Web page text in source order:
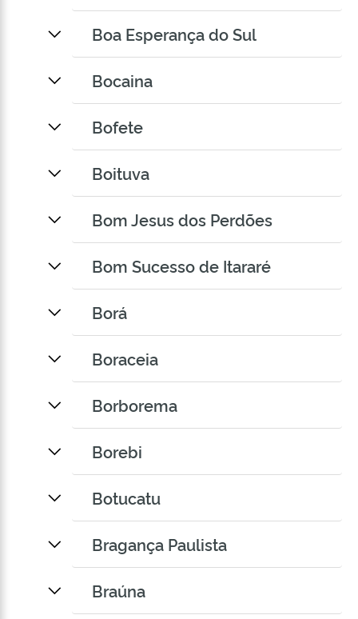
Boa Esperança do Sul
Bocaina
Bofete
Boituva
Bom Jesus dos Perdões
Bom Sucesso de Itararé
Borá
Boraceia
Borborema
Borebi
Botucatu
Bragança Paulista
Braúna